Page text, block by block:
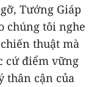
Tướng Giáp
chúng tôi nghe
thuật mà
cứ điểm vững
thân cận của